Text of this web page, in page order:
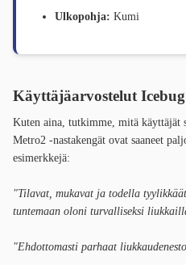
Ulkopohja: Kumi
Käyttäjäarvostelut
Kuten aina, tutkimme, mitä käyttäjät
Metro2 -nastakengät ovat saaneet
esimerkkejä:
"Tilavat, mukavat ja todella
tuntemaan oloni turvalliseksi
"Ehdottomasti parhaat